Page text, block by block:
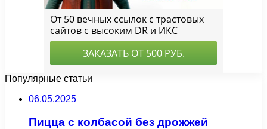
Популярные статьи
06.05.2025
Пицца с колбасой без дрожжей